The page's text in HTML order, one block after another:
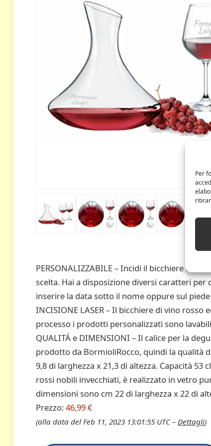
Per
PERSONALIZZABILE – Incidi il bicchiere di
scelta. Hai a disposizione diversi caratteri
inserire la data sotto il nome oppure sul piede
INCISIONE LASER – Il bicchiere di vino
processo i prodotti personalizzati sono
QUALITÁ e DIMENSIONI – Il calice per la
prodotto da BormioliRocco, quindi la qualità
9,8 di larghezza x 21,3 di altezza. Capacità
rossi nobili invecchiati, è realizzato in vetro
dimensioni sono cm 22 di larghezza x 22 di
Prezzo:46,99 €
(alla data del Feb 11, 2023 13:01:55 UTC – Dettagli)